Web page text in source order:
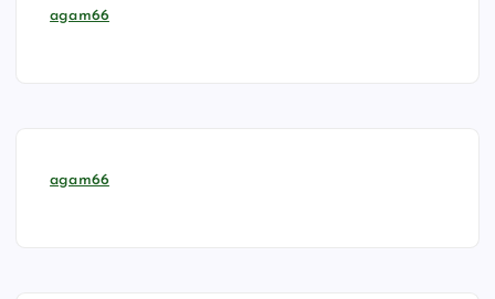
agam66
agam66